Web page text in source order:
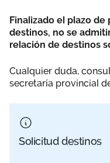
Finalizado el plazo
destinos, no se
relación de destinos
Cualquier duda,
secretaría provincial
Solicitud destinos